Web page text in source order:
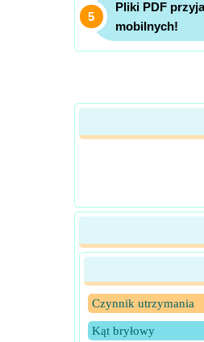
Pliki PDF
mobilnych!
Czynnik utrzymania
Kąt bryłowy